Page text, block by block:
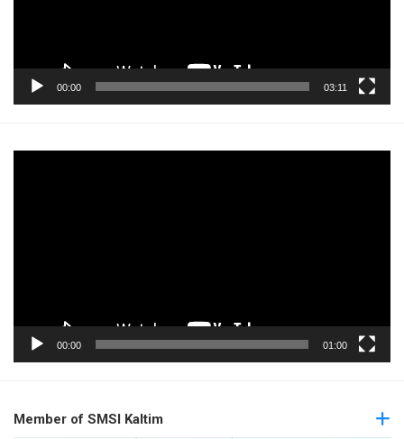
00:00 03:11
00:00 01:00
Member of SMSI Kaltim